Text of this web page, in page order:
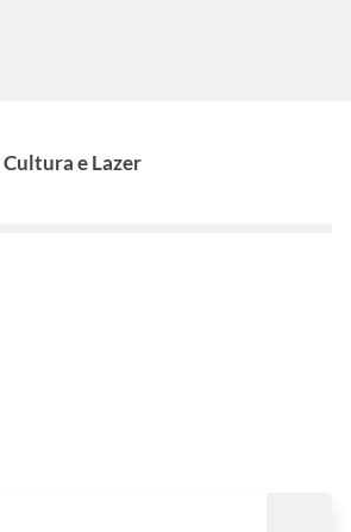
Cultura e Lazer